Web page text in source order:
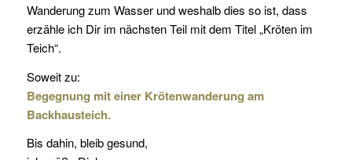
Wanderung zum Wasser und weshalb dies so ist, dass
erzähle ich Dir im nächsten Teil mit dem Titel „Kröten im
Teich“.
Soweit zu:
Begegnung mit einer Krötenwanderung am
Backhausteich.
Bis dahin, bleib gesund,